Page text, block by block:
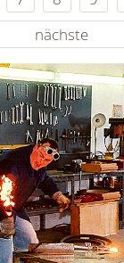
nächste